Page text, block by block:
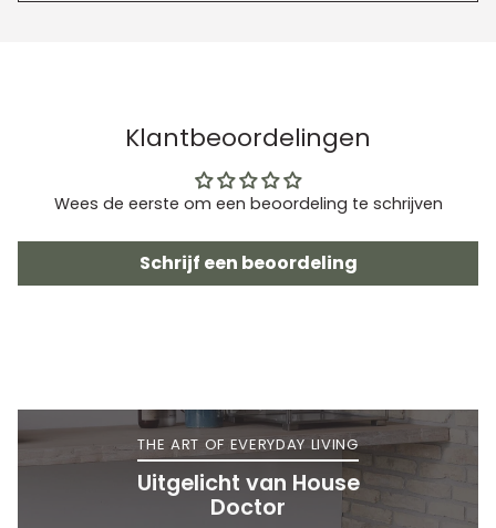
Klantbeoordelingen
Wees de eerste om een beoordeling te schrijven
Schrijf een beoordeling
THE ART OF EVERYDAY LIVING
Uitgelicht van House
Doctor